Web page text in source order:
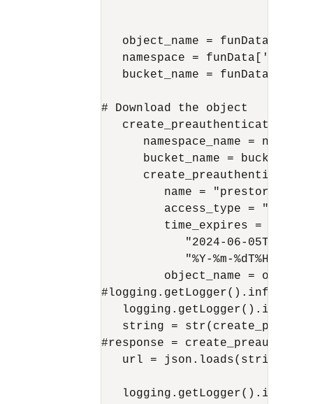
object_name =
namespace =
bucket_name =
# Download the object
namespace_name =
bucket_name =
         name = "prestorage",
access_type =
time_expires =
"2024-06-
"%Y-%m-
object_name =
string =
#response =
   url = json.loads(string)